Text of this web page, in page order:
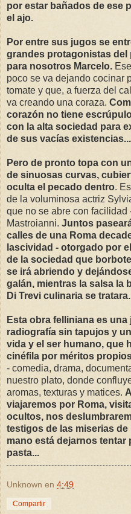
por estar bañados de ese
el ajo.
Por entre sus jugos se
grandes protagonistas
para nosotros Marcelo.
poco se va dejando cocinar
tomate y que, a fuerza del
va creando una coraza.
corazón no tiene
con la alta sociedad para
de sus vacías existencias...
Pero de pronto topa con
de sinuosas curvas,
oculta el pecado dentro.
de la voluminosa actriz
que no se abre con
Mastroianni. Juntos
calles de una Roma
lascividad - otorgado por
de la sociedad que
se irá abriendo y
galán, mientras la salsa la
Di Trevi culinaria se
Esta obra felliniana es
radiografía sin tapujos y
vida y el ser humano, que
cinéfila por méritos
- comedia, drama,
nuestro plato, donde
aromas, texturas y matices.
viajaremos por Roma,
ocultos, nos
testigos de las miserias
mano está dejarnos
pasta...
Unknown en 4:49
Compartir